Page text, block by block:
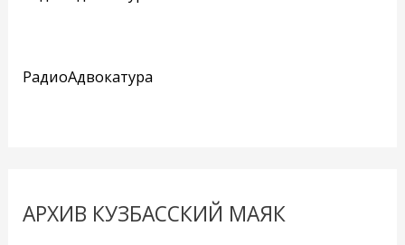
РадиоАдвокатура
АРХИВ КУЗБАССКИЙ МАЯК